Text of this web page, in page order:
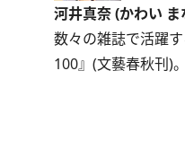
河井真奈 (かわい ま
数々の雑誌で活躍
100』(文藝春秋刊)。